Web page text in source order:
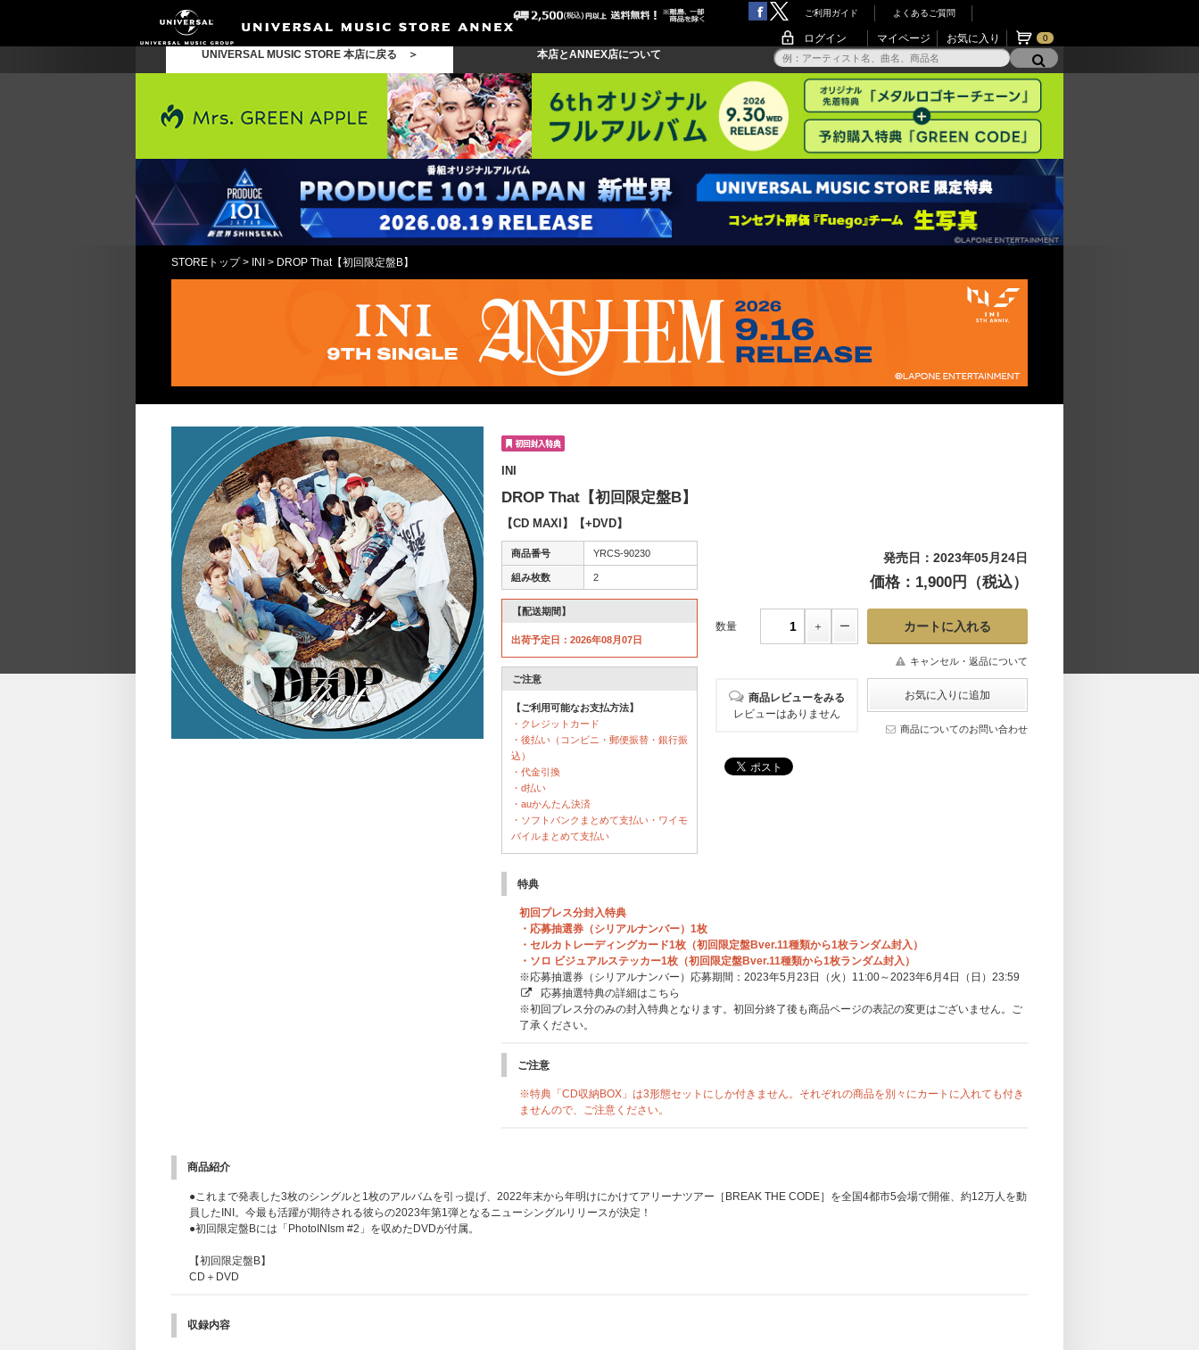
ご利用ガイド よくあるご質問
ログイン マイページ お気に入り 0
UNIVERSAL MUSIC STORE 本店に戻る ＞ 本店とANNEX店について
STOREトップ> INI > DROP That【初回限定盤B】
INI
DROP That【初回限定盤B】
【CD MAXI】【+DVD】
商品番号 YRCS-90230
組み枚数 2
【配送期間】
出荷予定日：2026年08月07日
ご注意
【ご利用可能なお支払方法】
・クレジットカード
・後払い（コンビニ・郵便振替・銀行振
込）
・代金引換
・d払い
・auかんたん決済
・ソフトバンクまとめて支払い・ワイモ
バイルまとめて支払い
発売日：2023年05月24日
価格：1,900円（税込）
数量
キャンセル・返品について
商品レビューをみる
レビューはありません
商品についてのお問い合わせ
特典
初回プレス分封入特典
・応募抽選券（シリアルナンバー）1枚
・セルカトレーディングカード1枚（初回限定盤Bver.11種類から1枚ランダム封入）
・ソロ ビジュアルステッカー1枚（初回限定盤Bver.11種類から1枚ランダム封入）
※応募抽選券（シリアルナンバー）応募期間：2023年5月23日（火）11:00～2023年6月4日（日）23:59
応募抽選特典の詳細はこちら
※初回プレス分のみの封入特典となります。初回分終了後も商品ページの表記の変更はございません。ご
了承ください。
ご注意
※特典「CD収納BOX」は3形態セットにしか付きません。それぞれの商品を別々にカートに入れても付き
ませんので、ご注意ください。
商品紹介
●これまで発表した3枚のシングルと1枚のアルバムを引っ提げ、2022年末から年明けにかけてアリーナツアー［BREAK THE CODE］を全国4都市5会場で開催、約12万人を動
員したINI。今最も活躍が期待される彼らの2023年第1弾となるニューシングルリリースが決定！
●初回限定盤Bには「PhotoINIsm #2」を収めたDVDが付属。
【初回限定盤B】
CD＋DVD
収録内容